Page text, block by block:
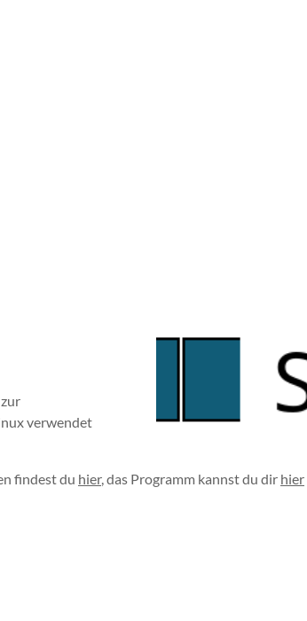
verwendet
findest du hier, das Programm kannst du dir hier